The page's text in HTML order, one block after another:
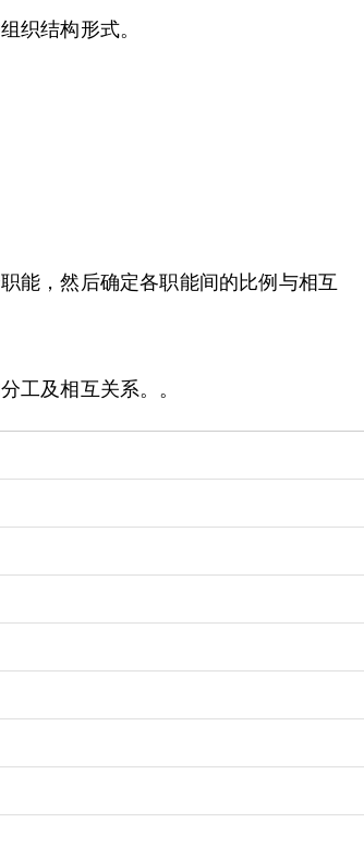
织结构形式。
能，然后确定各职能间的比例与相互
工及相互关系。。